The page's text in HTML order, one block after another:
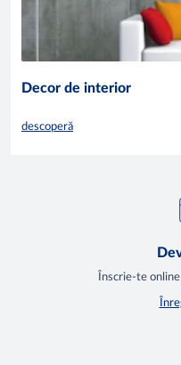
Decor de interior
descoperă
Înscrie-te